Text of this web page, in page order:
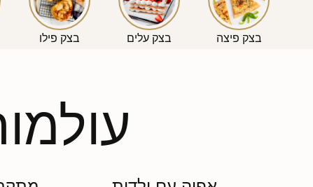
בצק פיצה בצק עלים בצק פילו